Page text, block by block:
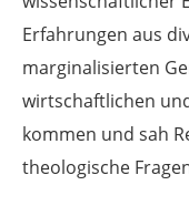
Erfahrungen aus
marginalisierten
wirtschaftlichen
kommen und sah
theologische